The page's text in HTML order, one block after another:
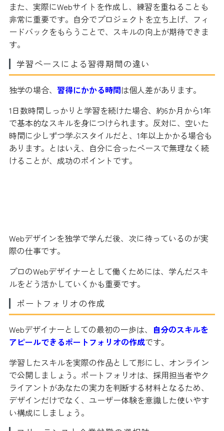
また、実際にWebサイトを作成し、練習を重ねることも
非常に重要です。自分でプロジェクトを立ち上げ、フィ
ードバックをもらうことで、スキルの向上が期待できま
す。
学習ペースによる習得期間の違い
独学の場合、 習得にかかる時間は個人差があります。
1日数時間しっかりと学習を続けた場合、約6か月から1年
で基本的なスキルを身につけられます。反対に、空いた
時間に少しずつ学ぶスタイルだと、1年以上かかる場合も
あります。とはいえ、自分に合ったペースで無理なく続
けることが、成功のポイントです。
Webデザインを独学で学んだ後、次に待っているのが実
際の仕事です。
プロのWebデザイナーとして働くためには、学んだスキ
ルをどう活かしていくかも重要です。
ポートフォリオの作成
Webデザイナーとしての最初の一歩は、 自分のスキルを
アピールできるポートフォリオの作成です。
学習したスキルを実際の作品として形にし、オンライン
で公開しましょう。ポートフォリオは、採用担当者やク
ライアントがあなたの実力を判断する材料となるため、
デザインだけでなく、ユーザー体験を意識した使いやす
い構成にしましょう。